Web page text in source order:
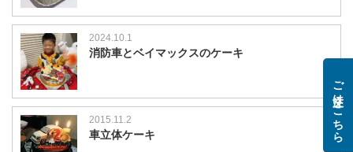
2024.10.1
消防車とベイマックスのケーキ
2015.11.2
車立体ケーキ ご注文はこちら